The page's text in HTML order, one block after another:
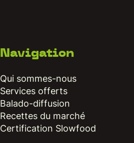
Navigation
Qui sommes-nous
Services offerts
Balado-diffusion
Recettes du marché
Certification Slowfood